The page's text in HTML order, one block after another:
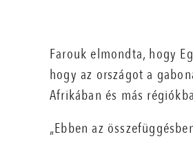
Farouk elmondta, hogy
hogy az országot a
Afrikában és más
„Ebben az